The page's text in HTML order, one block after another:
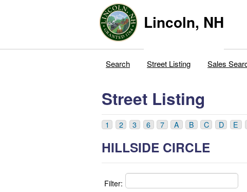
Lincoln, NH
Search Street Listing Sales
Street Listing
1 2 3 6 7 A B C D E
HILLSIDE CIRCLE
Filter: